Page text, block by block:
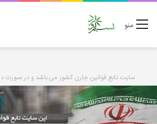
منو
سایت تابع قوانین جاری کشور می باشد و در